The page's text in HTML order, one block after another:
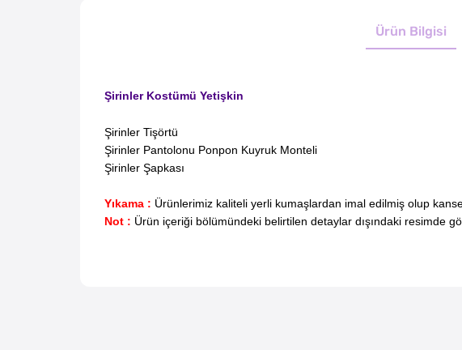
Ürün Bilgisi
Şirinler Kostümü Yetişkin
Şirinler Tişörtü
Şirinler Pantolonu Ponpon Kuyruk Monteli
Şirinler Şapkası
Yıkama : Ürünlerimiz kaliteli yerli kumaşlardan imal edilmiş olup
Not : Ürün içeriği bölümündeki belirtilen detaylar dışındaki resimde